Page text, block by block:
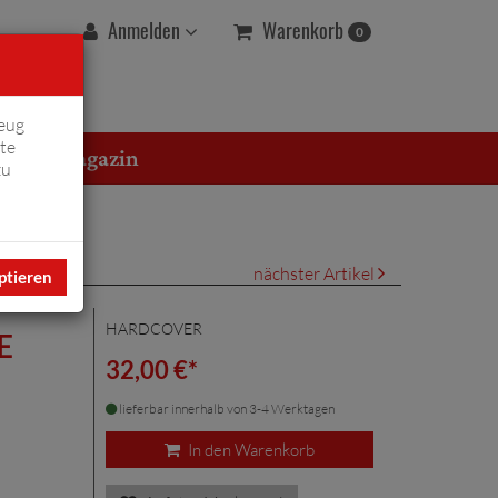
Anmelden Warenkorb 0
Magazin
nächster Artikel
HARDCOVER
32,00 €*
lieferbar innerhalb von 3-4 Werktagen
In den Warenkorb